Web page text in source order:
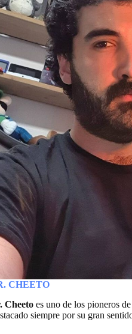
CHEETO
Cheeto es uno de los pioneros
siempre por su gran